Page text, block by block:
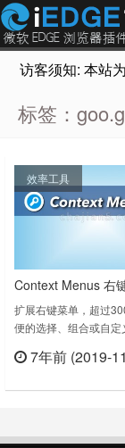
访客须知: 本站
标签：
效率工具
Context Menus 右
右键搜
扩展右键菜单，超过
便的选择、组合或自定
码和短网址功能。设置
的东西，选择文字后
7年前 (2019-